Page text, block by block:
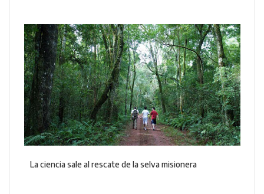
La ciencia sale al rescate de la selva misionera